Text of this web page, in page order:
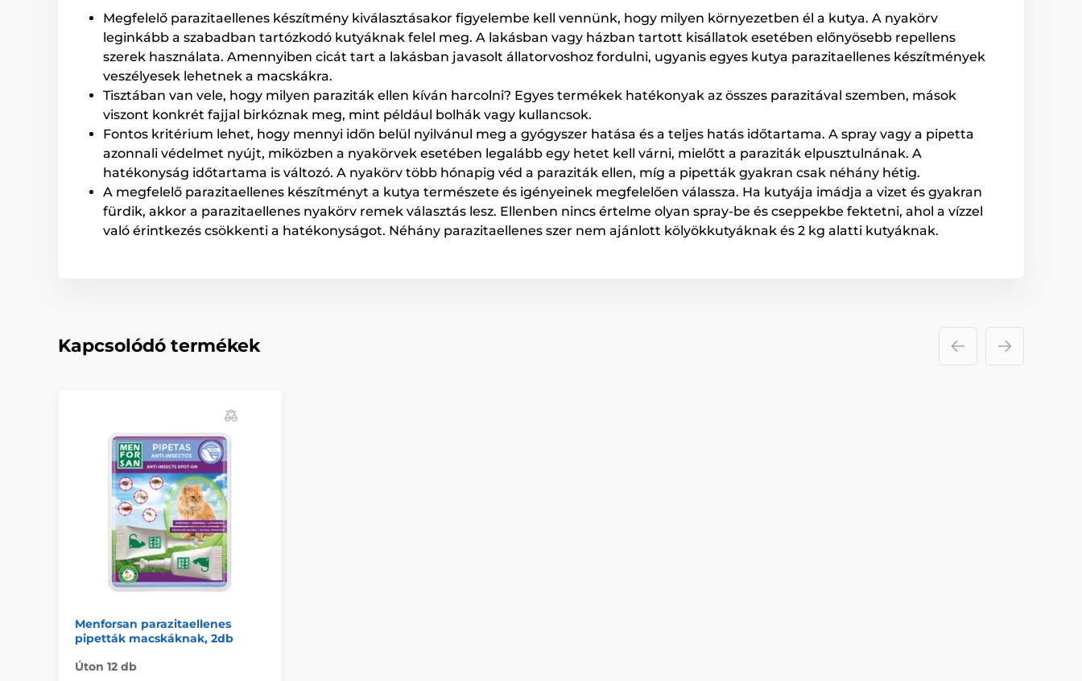
Megfelelő parazitaellenes készítmény kiválasztásakor figyelembe kell vennünk, hogy milyen környezetben él a kutya. A nyakörv
leginkább a szabadban tartózkodó kutyáknak felel meg. A lakásban vagy házban tartott kisállatok esetében előnyösebb repellens
szerek használata. Amennyiben cicát tart a lakásban javasolt állatorvoshoz fordulni, ugyanis egyes kutya parazitaellenes készítmények
veszélyesek lehetnek a macskákra.
Tisztában van vele, hogy milyen paraziták ellen kíván harcolni? Egyes termékek hatékonyak az összes parazitával szemben, mások
viszont konkrét fajjal birkóznak meg, mint például bolhák vagy kullancsok.
Fontos kritérium lehet, hogy mennyi időn belül nyilvánul meg a gyógyszer hatása és a teljes hatás időtartama. A spray vagy a pipetta
azonnali védelmet nyújt, miközben a nyakörvek esetében legalább egy hetet kell várni, mielőtt a paraziták elpusztulnának. A
hatékonyság időtartama is változó. A nyakörv több hónapig véd a paraziták ellen, míg a pipetták gyakran csak néhány hétig.
A megfelelő parazitaellenes készítményt a kutya természete és igényeinek megfelelően válassza. Ha kutyája imádja a vizet és gyakran
fürdik, akkor a parazitaellenes nyakörv remek választás lesz. Ellenben nincs értelme olyan spray-be és cseppekbe fektetni, ahol a vízzel
való érintkezés csökkenti a hatékonyságot. Néhány parazitaellenes szer nem ajánlott kölyökkutyáknak és 2 kg alatti kutyáknak.
Kapcsolódó termékek
Menforsan parazitaellenes
pipetták macskáknak, 2db
Úton 12 db